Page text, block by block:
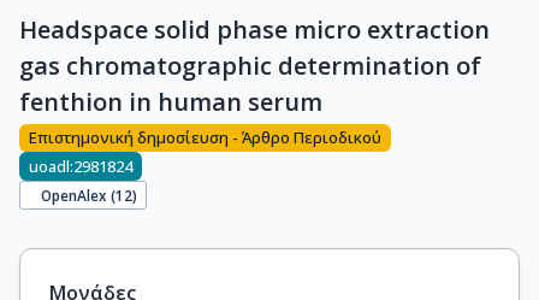
Headspace solid phase micro extraction
gas chromatographic determination of
fenthion in human serum
Επιστημονική δημοσίευση - Άρθρο Περιοδικού
uoadl:2981824
OpenAlex (12)
Μονάδες